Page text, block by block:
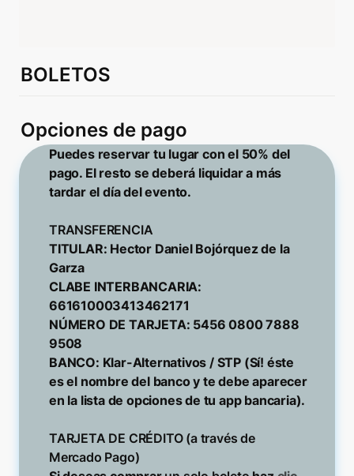
BOLETOS
Opciones de pago
Puedes reservar tu lugar con el 50% del
pago. El resto se deberá liquidar a más
tardar el día del evento.
TITULAR: Hector Daniel Bojórquez de la
Garza
CLABE INTERBANCARIA:
661610003413462171
NÚMERO DE TARJETA: 5456 0800 7888
9508
BANCO: Klar-Alternativos / STP (Sí! éste
es el nombre del banco y te debe aparecer
en la lista de opciones de tu app bancaria).
TARJETA DE CRÉDITO (a través de